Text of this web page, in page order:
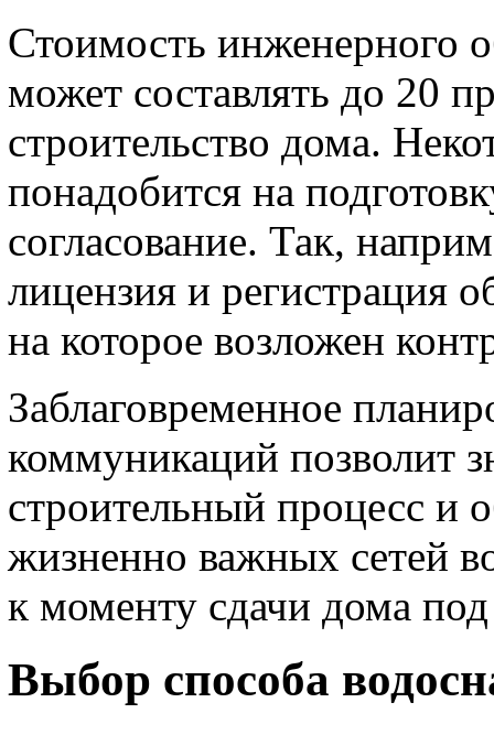
Стоимость инженерного
может составлять до 20
строительство дома.
понадобится на
согласование. Так,
лицензия и регистрация
на которое возложен
Заблаговременное
коммуникаций позволит
строительный процесс и
жизненно важных сетей
к моменту сдачи дома
Выбор способа